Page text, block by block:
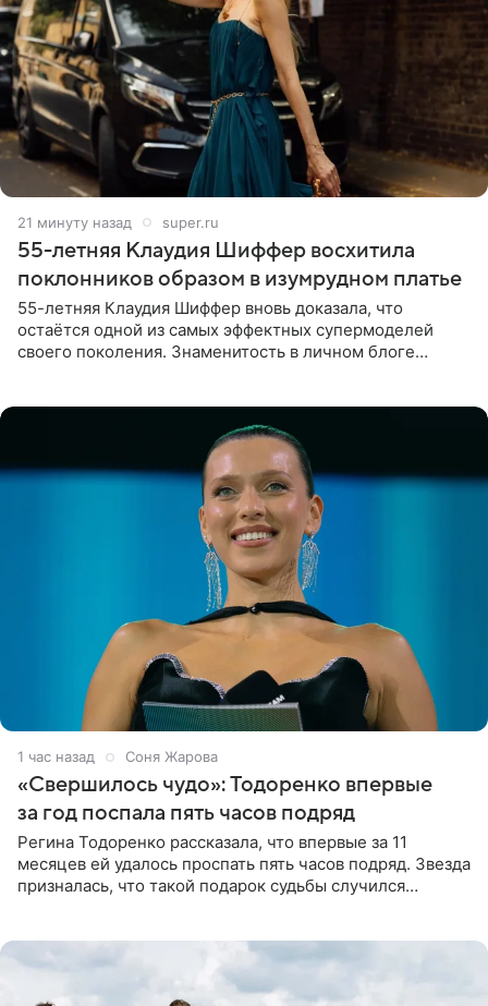
21 минуту назад super.ru
55-летняя Клаудия Шиффер восхитила
поклонников образом в изумрудном платье
55-летняя Клаудия Шиффер вновь доказала, что
остаётся одной из самых эффектных супермоделей
своего поколения. Знаменитость в личном блоге
1 час назад Соня Жарова
«Свершилось чудо»: Тодоренко впервые
за год поспала пять часов подряд
Регина Тодоренко рассказала, что впервые за 11
месяцев ей удалось проспать пять часов подряд. Звезда
призналась, что такой подарок судьбы случился